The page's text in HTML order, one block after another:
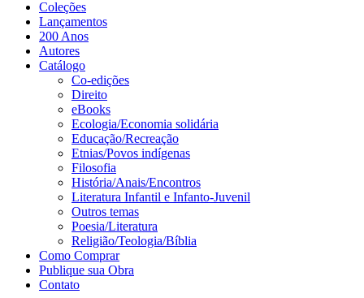
Coleções
Lançamentos
200 Anos
Autores
Catálogo
Co-edições
Direito
eBooks
Ecologia/Economia solidária
Educação/Recreação
Etnias/Povos indígenas
Filosofia
História/Anais/Encontros
Literatura Infantil e Infanto-Juvenil
Outros temas
Poesia/Literatura
Religião/Teologia/Bíblia
Como Comprar
Publique sua Obra
Contato